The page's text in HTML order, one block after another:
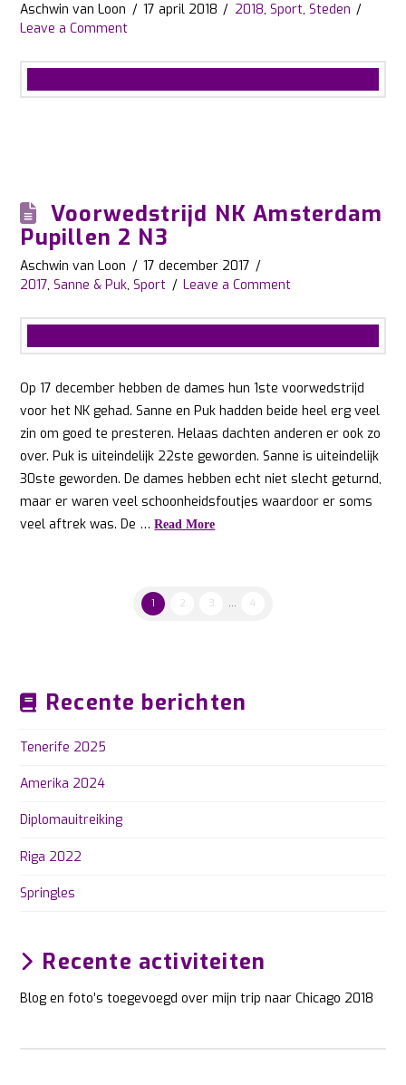
Aschwin van Loon 17 april 2018 2018, Sport, Steden
Leave a Comment
Voorwedstrijd NK Amsterdam
Pupillen 2 N3
Aschwin van Loon
17 december 2017
2017,Sanne & Puk,Sport Leave a Comment
Op 17 december hebben de dames hun 1ste voorwedstrijd
voor het NK gehad. Sanne en Puk hadden beide heel erg veel
zin om goed te presteren. Helaas dachten anderen er ook zo
over. Puk is uiteindelijk 22ste geworden. Sanne is uiteindelijk
30ste geworden. De dames hebben echt niet slecht geturnd,
maar er waren veel schoonheidsfoutjes waardoor er soms
veel aftrek was. De …Read More
1 2 3 ... 4
Recente berichten
Tenerife 2025
Amerika 2024
Diplomauitreiking
Riga 2022
Springles
Recente activiteiten
Blog en foto’s toegevoegd over mijn trip naar Chicago 2018